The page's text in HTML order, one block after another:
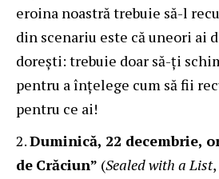
eroina noastră trebuie să-l
din scenariu este că uneori ai
dorești: trebuie doar să-ți
pentru a înțelege cum să fii
pentru ce ai!
Duminică, 22 decembrie,
de Crăciun” (Sealed with a List